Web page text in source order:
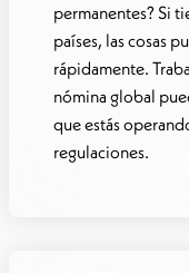
permanentes? Si
países, las cosas
rápidamente.
nómina global
que estás
regulaciones.